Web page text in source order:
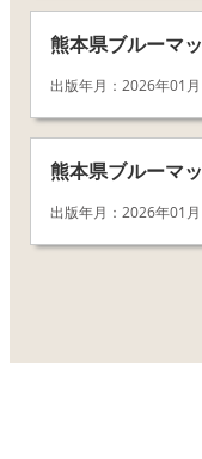
熊本県ブルーマ
出版年月：2026年01月
熊本県ブルーマ
出版年月：2026年01月